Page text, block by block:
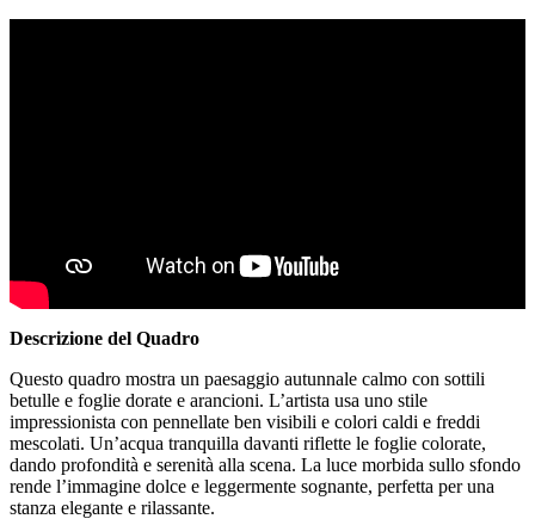
Descrizione del Quadro
Questo quadro mostra un paesaggio autunnale calmo con sottili
betulle e foglie dorate e arancioni. L’artista usa uno stile
impressionista con pennellate ben visibili e colori caldi e freddi
mescolati. Un’acqua tranquilla davanti riflette le foglie colorate,
dando profondità e serenità alla scena. La luce morbida sullo sfondo
rende l’immagine dolce e leggermente sognante, perfetta per una
stanza elegante e rilassante.